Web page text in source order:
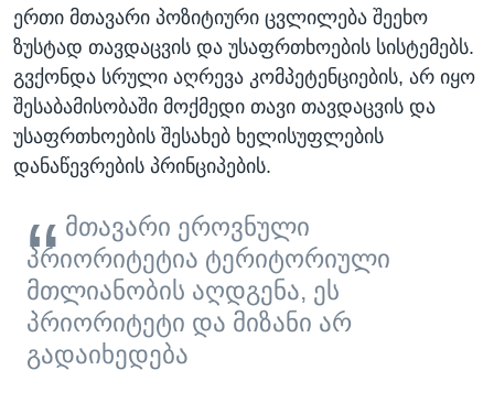
ერთი მთავარი პოზიტიური ცვლილება შეეხო
ზუსტად თავდაცვის და უსაფრთხოების სისტემებს.
გვქონდა სრული აღრევა კომპეტენციების, არ იყო
შესაბამისობაში მოქმედი თავი თავდაცვის და
უსაფრთხოების შესახებ ხელისუფლების
დანაწევრების პრინციპების.
მთავარი ეროვნული
პრიორიტეტია ტერიტორიული
მთლიანობის აღდგენა, ეს
პრიორიტეტი და მიზანი არ
გადაიხედება